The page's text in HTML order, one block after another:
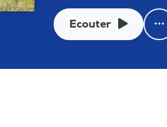
Ecouter